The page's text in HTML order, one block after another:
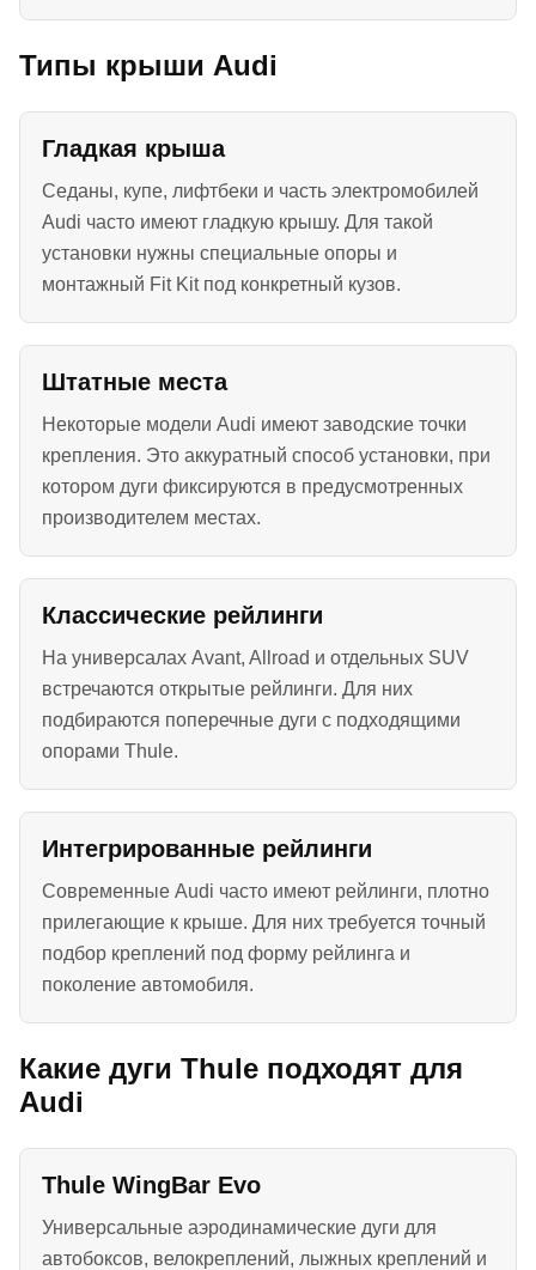
Типы крыши Audi
Гладкая крыша
Седаны, купе, лифтбеки и часть электромобилей
Audi часто имеют гладкую крышу. Для такой
установки нужны специальные опоры и
монтажный Fit Kit под конкретный кузов.
Штатные места
Некоторые модели Audi имеют заводские точки
крепления. Это аккуратный способ установки, при
котором дуги фиксируются в предусмотренных
производителем местах.
Классические рейлинги
На универсалах Avant, Allroad и отдельных SUV
встречаются открытые рейлинги. Для них
подбираются поперечные дуги с подходящими
опорами Thule.
Интегрированные рейлинги
Современные Audi часто имеют рейлинги, плотно
прилегающие к крыше. Для них требуется точный
подбор креплений под форму рейлинга и
поколение автомобиля.
Какие дуги Thule подходят для
Audi
Thule WingBar Evo
Универсальные аэродинамические дуги для
автобоксов, велокреплений, лыжных креплений и